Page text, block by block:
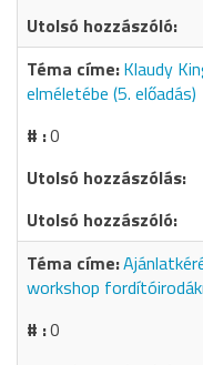
Klaudy
elméletébe (5. előadás)
0
workshop
0